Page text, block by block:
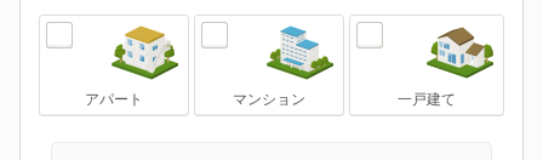
アパート マンション 一戸建て